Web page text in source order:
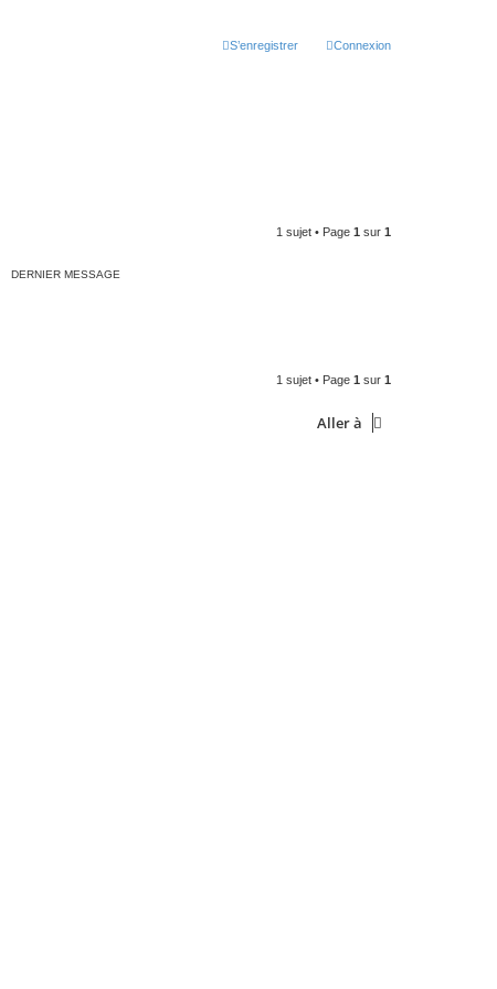
Connexion
S’enregistrer
1 sujet • Page 1 sur 1
DERNIER MESSAGE
1 sujet • Page 1 sur 1
Aller à